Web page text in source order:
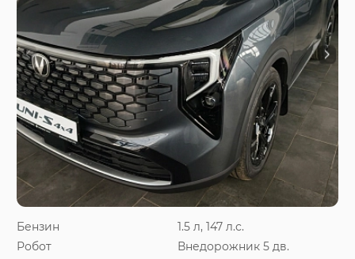
Бензин
1.5 л, 147 л.с.
Робот
Внедорожник 5 дв.